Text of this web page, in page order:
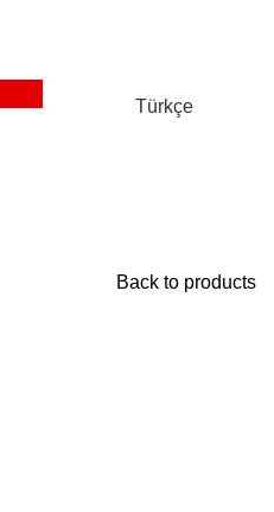
Türkçe
Back to products